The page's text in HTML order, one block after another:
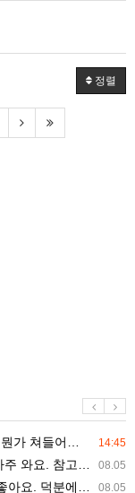
정렬
14:45
저걸 전쟁준비라고 하…
08.05
할 때 출처 꼭 체크해요.…
08.05
채널 먼저 찾아봐요. …